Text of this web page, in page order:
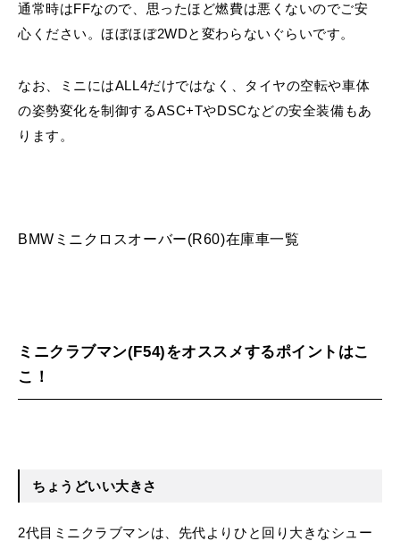
通常時はFFなので、思ったほど燃費は悪くないのでご安
心ください。ほぼほぼ2WDと変わらないぐらいです。
なお、ミニにはALL4だけではなく、タイヤの空転や車体
の姿勢変化を制御するASC+TやDSCなどの安全装備もあ
ります。
BMWミニクロスオーバー(R60)在庫車一覧
ミニクラブマン(F54)をオススメするポイントはこ
こ！
ちょうどいい大きさ
2代目ミニクラブマンは、先代よりひと回り大きなシュー